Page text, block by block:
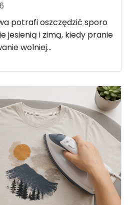
potrafi oszczędzić sporo
jesienią i zimą, kiedy pranie
wolniej...